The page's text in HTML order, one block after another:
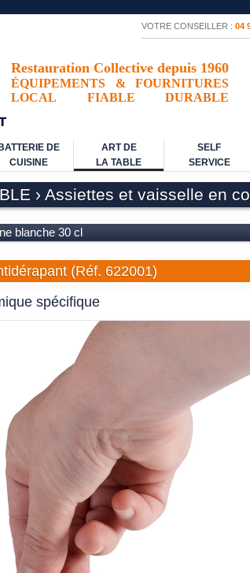
VOTRE CONSEILLER : 04
Restauration Collective depuis 1960
ÉQUIPEMENTS &
FOURNITURES
LOCAL
FIABLE DURABLE
BATTERIE DE
CUISINE
ART DE
LA TABLE
SELF
SERVICE
› Assiettes et vaisselle en
blanche 30 cl
(Réf. 622001)
spécifique